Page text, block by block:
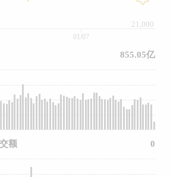
21,000
01/07
855.05亿
额 0